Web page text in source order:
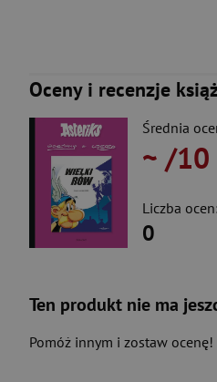
Oceny i recenzje
Średnia
~ /10
Liczba ocen:
0
Ten produkt nie ma
Pomóż innym i zostaw ocenę!